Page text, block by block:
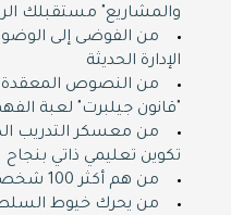
والمشاريع" مستقبلك
الإدارة الحديثة
من النصوص المعقدة
"قانون جيلبرت" لعبة
تكوين تعليمي ذاتي بنجاح
من هم أكثر 100 شخصية تأثيراً في تاريخ البشرية
من يحرك خيوط